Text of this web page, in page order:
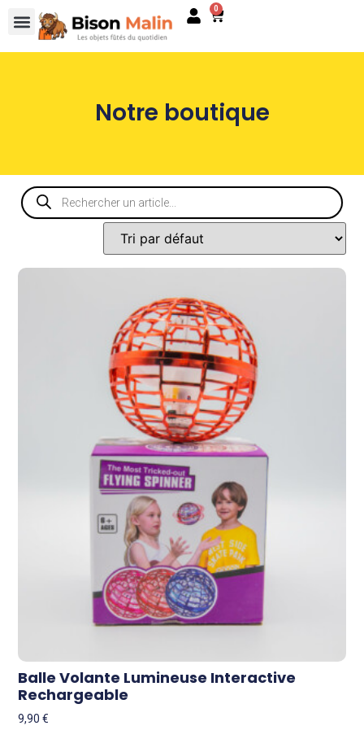
0
Notre boutique
Balle Volante Lumineuse Interactive
Rechargeable
9,90€